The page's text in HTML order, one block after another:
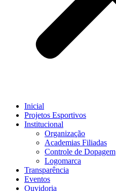
Inicial
Projetos Esportivos
Institucional
Organização
Academias Filiadas
Controle de Dopagem
Logomarca
Transparência
Eventos
Ouvidoria